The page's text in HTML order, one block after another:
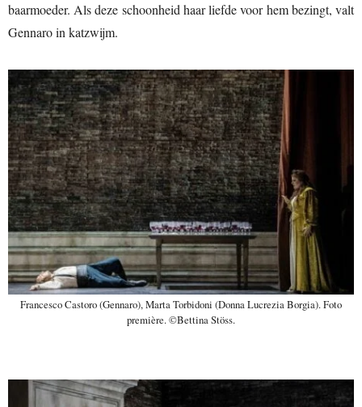
baarmoeder. Als deze schoonheid haar liefde voor hem bezingt, valt
Gennaro in katzwijm.
Francesco Castoro (Gennaro), Marta Torbidoni (Donna Lucrezia Borgia). Foto
première. ©Bettina Stöss.